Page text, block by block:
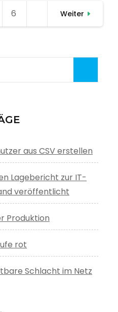
Seite
6 Weiter
aus CSV erstellen
Lagebericht zur IT-
veröffentlicht
Produktion
rot
Schlacht im Netz